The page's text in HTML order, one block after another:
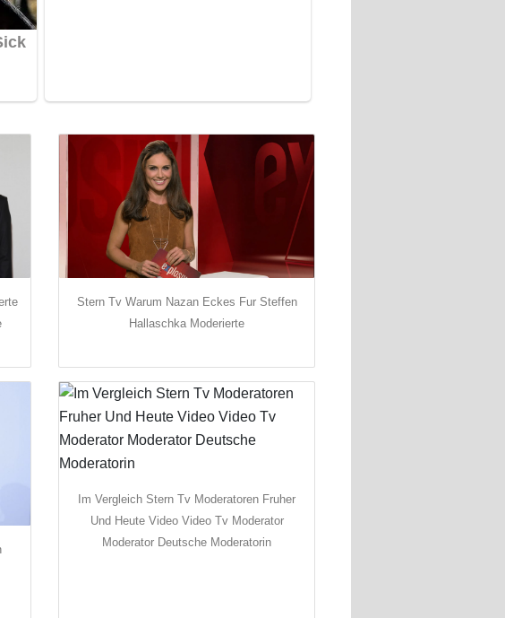
Stern Tv Warum Nazan Eckes Fur Steffen
Hallaschka Moderierte
Im Vergleich Stern Tv Moderatoren Fruher
Und Heute Video Video Tv Moderator
Moderator Deutsche Moderatorin